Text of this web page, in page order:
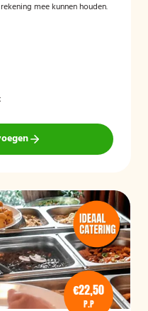
mee kunnen houden.
€22,50
P.P